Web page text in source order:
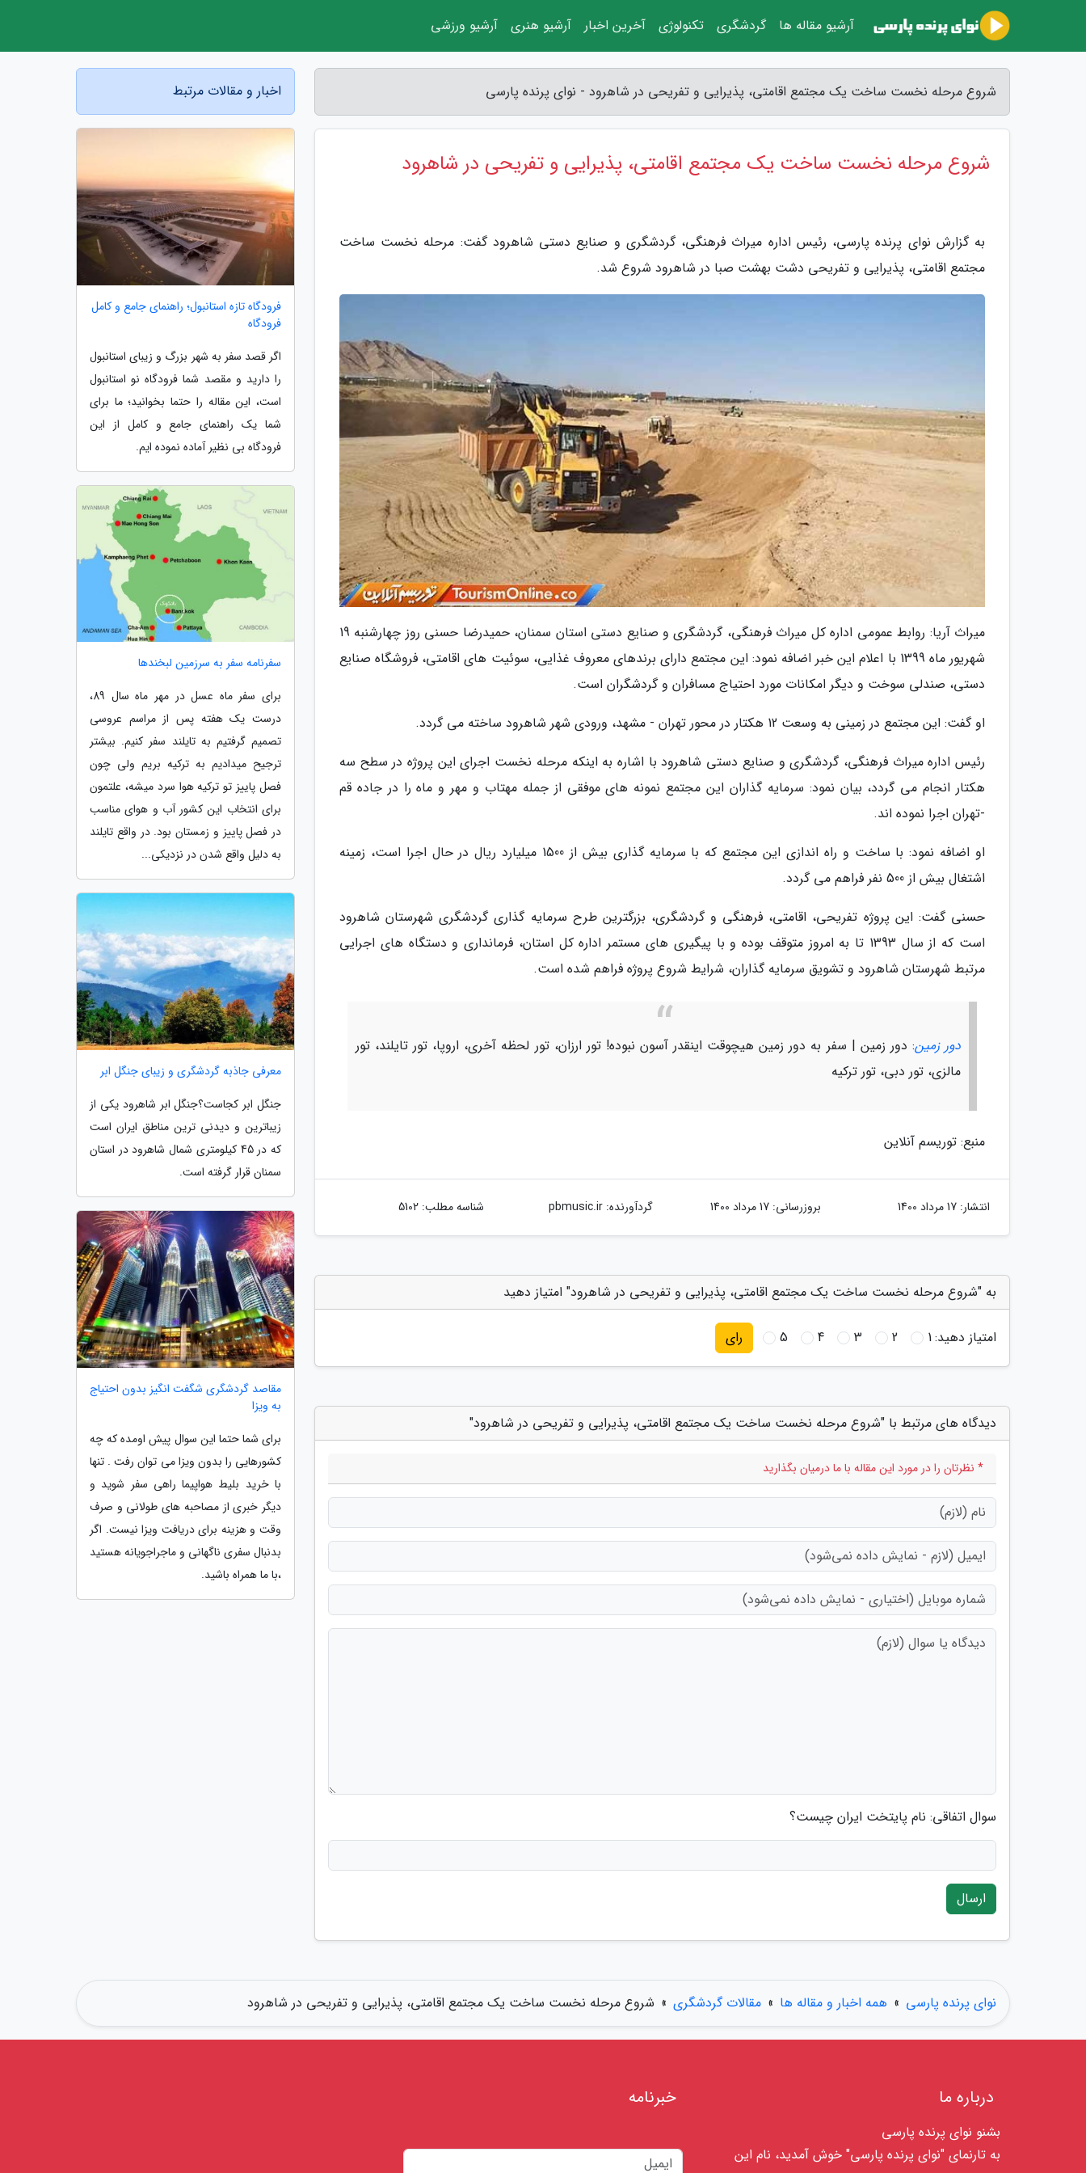
شروع مرحله نخست ساخت یک مجتمع اقامتی، پذیرایی و تفریحی در شاهرود - نوای پرنده پارسی
شروع مرحله نخست ساخت یک مجتمع اقامتی، پذیرایی و تفریحی در شاهرود
به گزارش نوای پرنده پارسی، رئیس اداره میراث فرهنگی، گردشگری و صنایع دستی شاهرود گفت: مرحله نخست ساخت
مجتمع اقامتی، پذیرایی و تفریحی دشت بهشت صبا در شاهرود شروع شد.
میراث آریا: روابط عمومی اداره کل میراث فرهنگی، گردشگری و صنایع دستی استان سمنان، حمیدرضا حسنی روز چهارشنبه 19
شهریور ماه 1399 با اعلام این خبر اضافه نمود: این مجتمع دارای برندهای معروف غذایی، سوئیت های اقامتی، فروشگاه صنایع
دستی، صندلی سوخت و دیگر امکانات مورد احتیاج مسافران و گردشگران است.
او گفت: این مجتمع در زمینی به وسعت 12 هکتار در محور تهران - مشهد، ورودی شهر شاهرود ساخته می گردد.
رئیس اداره میراث فرهنگی، گردشگری و صنایع دستی شاهرود با اشاره به اینکه مرحله نخست اجرای این پروژه در سطح سه
هکتار انجام می گردد، بیان نمود: سرمایه گذاران این مجتمع نمونه های موفقی از جمله مهتاب و مهر و ماه را در جاده قم
-تهران اجرا نموده اند.
او اضافه نمود: با ساخت و راه اندازی این مجتمع که با سرمایه گذاری بیش از 1500 میلیارد ریال در حال اجرا است، زمینه
اشتغال بیش از 500 نفر فراهم می گردد.
حسنی گفت: این پروژه تفریحی، اقامتی، فرهنگی و گردشگری، بزرگترین طرح سرمایه گذاری گردشگری شهرستان شاهرود
است که از سال 1393 تا به امروز متوقف بوده و با پیگیری های مستمر اداره کل استان، فرمانداری و دستگاه های اجرایی
مرتبط شهرستان شاهرود و تشویق سرمایه گذاران، شرایط شروع پروژه فراهم شده است.
دور زمین: دور زمین | سفر به دور زمین هیچوقت اینقدر آسون نبوده! تور ارزان، تور لحظه آخری، اروپا، تور تایلند، تور
مالزی، تور دبی، تور ترکیه
منبع: توریسم آنلاین
انتشار: 17 مرداد 1400 بروزرسانی: 17 مرداد 1400 گردآورنده:pbmusic.ir شناسه مطلب: 5102
به "شروع مرحله نخست ساخت یک مجتمع اقامتی، پذیرایی و تفریحی در شاهرود" امتیاز دهید
امتیاز دهید:1
2
3
4
5 رای
دیدگاه های مرتبط با "شروع مرحله نخست ساخت یک مجتمع اقامتی، پذیرایی و تفریحی در شاهرود"
* نظرتان را در مورد این مقاله با ما درمیان بگذارید
سوال اتفاقی: نام پایتخت ایران چیست؟
ارسال
اخبار و مقالات مرتبط
فرودگاه تازه استانبول؛ راهنمای جامع و کامل
فرودگاه
اگر قصد سفر به شهر بزرگ و زیبای استانبول
را دارید و مقصد شما فرودگاه نو استانبول
است، این مقاله را حتما بخوانید؛ ما برای
شما یک راهنمای جامع و کامل از این
فرودگاه بی نظیر آماده نموده ایم.
سفرنامه سفر به سرزمین لبخندها
برای سفر ماه عسل در مهر ماه سال 89،
درست یک هفته پس از مراسم عروسی
تصمیم گرفتیم به تایلند سفر کنیم. بیشتر
ترجیح میدادیم به ترکیه بریم ولی چون
فصل پاییز تو ترکیه هوا سرد میشه، علتمون
برای انتخاب این کشور آب و هوای مناسب
در فصل پاییز و زمستان بود. در واقع تایلند
به دلیل واقع شدن در نزدیکی...
معرفی جاذبه گردشگری و زیبای جنگل ابر
جنگل ابر کجاست؟جنگل ابر شاهرود یکی از
زیباترین و دیدنی ترین مناطق ایران است
که در 45 کیلومتری شمال شاهرود در استان
سمنان قرار گرفته است.
مقاصد گردشگری شگفت انگیز بدون احتیاج
به ویزا
برای شما حتما این سوال پیش اومده که چه
کشورهایی را بدون ویزا می توان رفت . تنها
با خرید بلیط هواپیما راهی سفر شوید و
دیگر خبری از مصاحبه های طولانی و صرف
وقت و هزینه برای دریافت ویزا نیست. اگر
بدنبال سفری ناگهانی و ماجراجویانه هستید
،با ما همراه باشید.
نوای پرنده پارسی » همه اخبار و مقاله ها » مقالات گردشگری » شروع مرحله نخست ساخت یک مجتمع اقامتی، پذیرایی و تفریحی در شاهرود
آرشیو مقاله ها گردشگری تکنولوژی آخرین اخبار آرشیو هنری آرشیو ورزشی
درباره ما
بشنو نوای پرنده پارسی
به تارنمای "نوای پرنده پارسی" خوش آمدید، نام این
خبرنامه